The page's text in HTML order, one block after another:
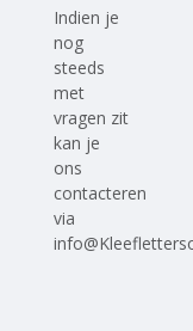
Indien je
nog
steeds
met
vragen zit
kan je
ons
contacteren
via